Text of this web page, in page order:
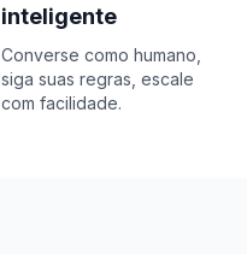
inteligente
Converse como humano,
siga suas regras, escale
com facilidade.